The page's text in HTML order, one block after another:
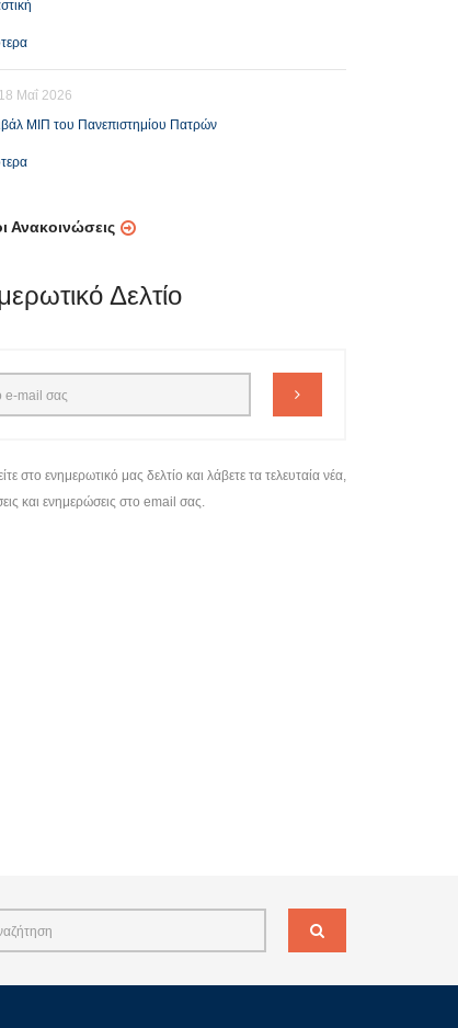
Μαΐ 2026
ΜΙΠ του Πανεπιστημίου Πατρών
Ανακοινώσεις
Δελτίο
στο ενημερωτικό μας δελτίο και λάβετε τα τελευταία νέα,
και ενημερώσεις στο email σας.